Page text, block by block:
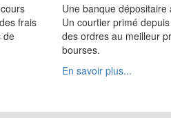
frais
de
Une banque
Un courtier primé
des ordres au meilleur
bourses.
En savoir plus...